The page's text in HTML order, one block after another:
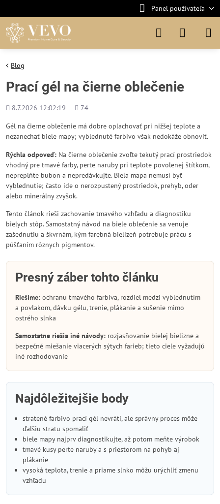
Panel používateľa
Blog
Prací gél na čierne oblečenie
Pridané
8.7.2026 12:02:19
Počet
74
Gél na čierne oblečenie má dobre oplachovať pri nižšej teplote a
nezanechať biele mapy; vyblednuté farbivo však nedokáže obnoviť.
Rýchla odpoveď: Na čierne oblečenie zvoľte tekutý prací prostriedok
vhodný pre tmavé farby, perte naruby pri teplote povolenej štítkom,
nepreplňte bubon a nepredávkujte. Biela mapa nemusí byť
vyblednutie; často ide o nerozpustený prostriedok, prehyb, oder
alebo minerálny zvyšok.
Tento článok rieši zachovanie tmavého vzhľadu a diagnostiku
bielych stôp. Samostatný návod na biele oblečenie sa venuje
zašednutiu a škvrnám, kým farebná bielizeň potrebuje prácu s
púšťaním rôznych pigmentov.
Presný záber tohto článku
Riešime: ochranu tmavého farbiva, rozdiel medzi vyblednutím
a povlakom, dávku gélu, trenie, plákanie a sušenie mimo
ostrého slnka
Samostatne riešia iné návody: rozjasňovanie bielej bielizne a
bezpečné miešanie viacerých sýtych farieb; tieto ciele vyžadujú
iné rozhodovanie
Najdôležitejšie body
stratené farbivo prací gél nevráti, ale správny proces môže
ďalšiu stratu spomaliť
biele mapy najprv diagnostikujte, až potom meňte výrobok
tmavé kusy perte naruby a s priestorom na pohyb aj
plákanie
vysoká teplota, trenie a priame slnko môžu urýchliť zmenu
vzhľadu